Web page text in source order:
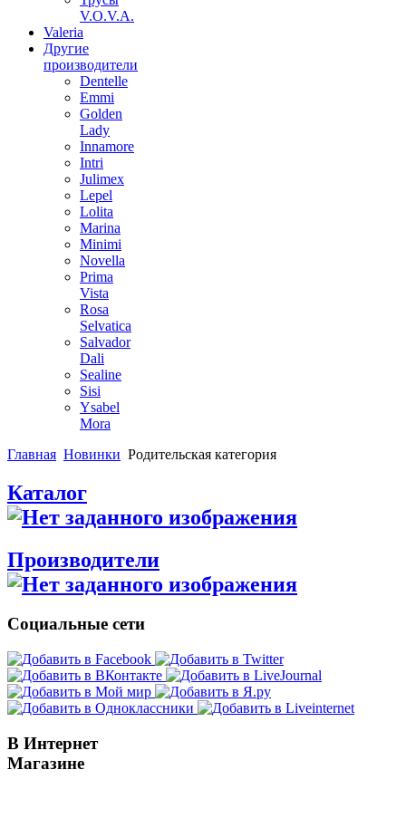
V.O.V.A.
Valeria
Другие
производители
Dentelle
Emmi
Golden
Lady
Innamore
Intri
Julimex
Lepel
Lolita
Marina
Minimi
Novella
Prima
Vista
Rosa
Selvatica
Salvador
Dali
Sealine
Sisi
Ysabel
Mora
Главная Новинки Родительская категория
Каталог
Производители
Социальные сети
В Интернет
Магазине